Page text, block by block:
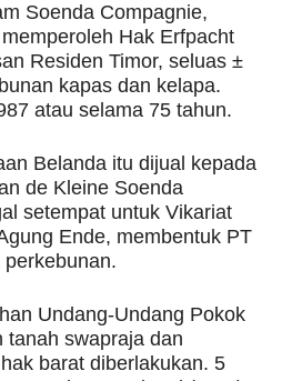
Soenda Compagnie,
Hak Erfpacht
Residen Timor, seluas ±
kapas dan kelapa.
atau selama 75 tahun.
Belanda itu dijual kepada
de Kleine Soenda
setempat untuk Vikariat
Ende, membentuk PT
Undang-Undang Pokok
tanah swapraja dan
barat diberlakukan. 5